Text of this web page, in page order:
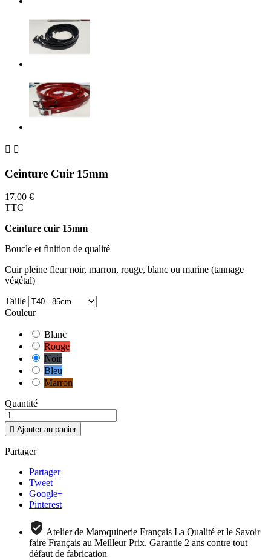
 
Ceinture Cuir 15mm
17,00 €
TTC
Ceinture cuir 15mm
Boucle et finition de qualité
Cuir pleine fleur noir, marron, rouge, blanc ou marine (tannage
végétal)
Taille
Couleur
Blanc
Rouge
Noir
Bleu
Marron
Quantité
 Ajouter au panier
Partager
Partager
Tweet
Google+
Pinterest
Atelier de Maroquinerie Français La Qualité et le Savoir
faire Français au Meilleur Prix. Garantie 2 ans contre tout
défaut de fabrication